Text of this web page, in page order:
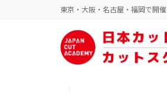
東京・大阪・名古屋・福岡で開催